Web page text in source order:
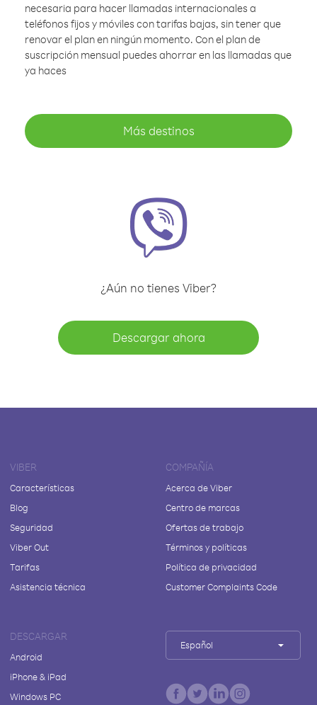
necesaria para hacer llamadas internacionales a
teléfonos fijos y móviles con tarifas bajas, sin tener que
renovar el plan en ningún momento. Con el plan de
suscripción mensual puedes ahorrar en las llamadas que
ya haces
Más destinos
¿Aún no tienes Viber?
Descargar ahora
VIBER
Características
Blog
Seguridad
Viber Out
Tarifas
Asistencia técnica
COMPAÑÍA
Acerca de Viber
Centro de marcas
Ofertas de trabajo
Términos y políticas
Política de privacidad
Customer Complaints Code
DESCARGAR
Android
iPhone & iPad
Windows PC
Español